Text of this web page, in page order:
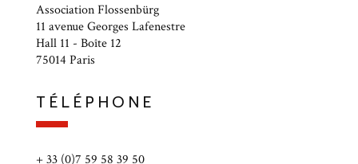
Association Flossenbürg
11 avenue Georges Lafenestre
Hall 11 - Boîte 12
75014 Paris
TÉLÉPHONE
+ 33 (0)7 59 58 39 50